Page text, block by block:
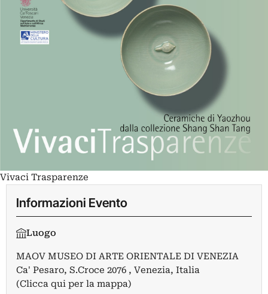
Vivaci Trasparenze
Informazioni Evento
Luogo
MAOV MUSEO DI ARTE ORIENTALE DI VENEZIA
Ca' Pesaro, S.Croce 2076 , Venezia, Italia
(Clicca qui per la mappa)